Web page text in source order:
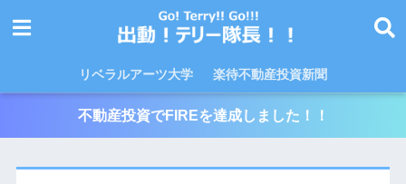
リベラルアーツ大学 楽待不動産投資新聞
不動産投資でFIREを達成しました！！